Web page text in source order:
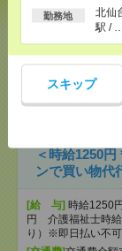
日払
可
勤務地
北仙
駅 / …
スキップ
日収2万
[交通費]交通費全
[月収例]15～20万円
[勤務地]北仙台駅/
＜時給1250
ンで買い物代
[給 与] 時給1250
円 介護福祉士時
り）※即日払い不可